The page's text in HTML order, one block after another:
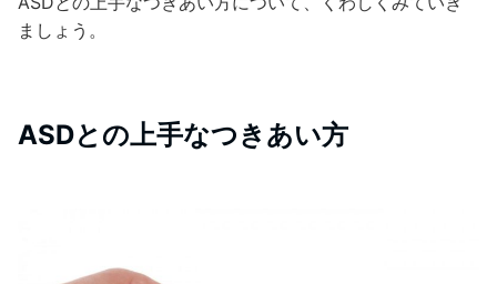
ましょう。
ASDとの上手なつきあい方